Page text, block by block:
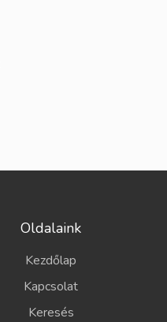
Oldalaink
Kezdőlap
Kapcsolat
Keresés